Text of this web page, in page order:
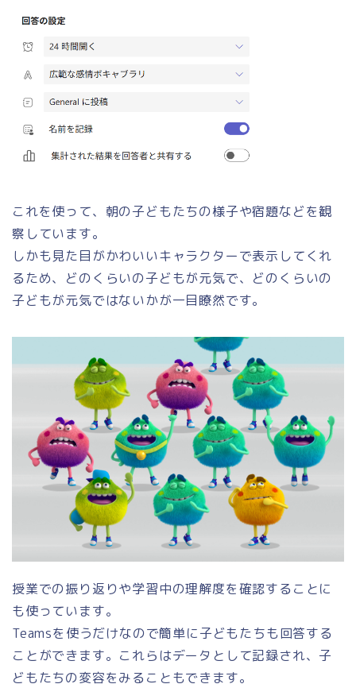
これを使って、朝の子どもたちの様子や宿題などを観
察しています。
しかも見た目がかわいいキャラクターで表示してくれ
るため、どのくらいの子どもが元気で、どのくらいの
子どもが元気ではないかが一目瞭然です。
授業での振り返りや学習中の理解度を確認することに
も使っています。
Teamsを使うだけなので簡単に子どもたちも回答する
ことができます。これらはデータとして記録され、子
どもたちの変容をみることもできます。